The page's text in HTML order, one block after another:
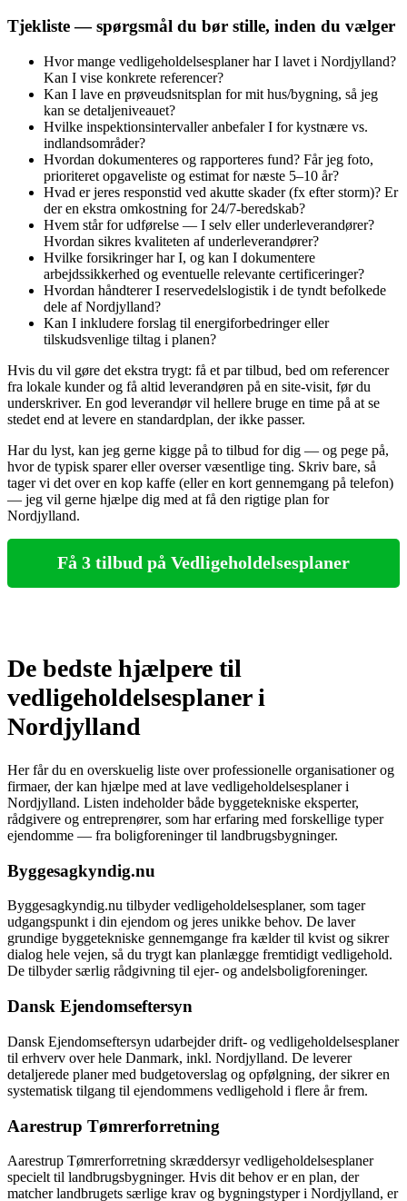
Tjekliste — spørgsmål du bør stille, inden du vælger
Hvor mange vedligeholdelsesplaner har I lavet i Nordjylland?
Kan I vise konkrete referencer?
Kan I lave en prøveudsnitsplan for mit hus/bygning, så jeg
kan se detaljeniveauet?
Hvilke inspektionsintervaller anbefaler I for kystnære vs.
indlandsområder?
Hvordan dokumenteres og rapporteres fund? Får jeg foto,
prioriteret opgaveliste og estimat for næste 5–10 år?
Hvad er jeres responstid ved akutte skader (fx efter storm)? Er
der en ekstra omkostning for 24/7-beredskab?
Hvem står for udførelse — I selv eller underleverandører?
Hvordan sikres kvaliteten af underleverandører?
Hvilke forsikringer har I, og kan I dokumentere
arbejdssikkerhed og eventuelle relevante certificeringer?
Hvordan håndterer I reservedelslogistik i de tyndt befolkede
dele af Nordjylland?
Kan I inkludere forslag til energiforbedringer eller
tilskudsvenlige tiltag i planen?
Hvis du vil gøre det ekstra trygt: få et par tilbud, bed om referencer
fra lokale kunder og få altid leverandøren på en site‑visit, før du
underskriver. En god leverandør vil hellere bruge en time på at se
stedet end at levere en standardplan, der ikke passer.
Har du lyst, kan jeg gerne kigge på to tilbud for dig — og pege på,
hvor de typisk sparer eller overser væsentlige ting. Skriv bare, så
tager vi det over en kop kaffe (eller en kort gennemgang på telefon)
— jeg vil gerne hjælpe dig med at få den rigtige plan for
Nordjylland.
Få 3 tilbud på Vedligeholdelsesplaner
De bedste hjælpere til
vedligeholdelsesplaner i
Nordjylland
Her får du en overskuelig liste over professionelle organisationer og
firmaer, der kan hjælpe med at lave vedligeholdelsesplaner i
Nordjylland. Listen indeholder både byggetekniske eksperter,
rådgivere og entreprenører, som har erfaring med forskellige typer
ejendomme — fra boligforeninger til landbrugsbygninger.
Byggesagkyndig.nu
Byggesagkyndig.nu tilbyder vedligeholdelsesplaner, som tager
udgangspunkt i din ejendom og jeres unikke behov. De laver
grundige byggetekniske gennemgange fra kælder til kvist og sikrer
dialog hele vejen, så du trygt kan planlægge fremtidigt vedligehold.
De tilbyder særlig rådgivning til ejer- og andelsboligforeninger.
Dansk Ejendomseftersyn
Dansk Ejendomseftersyn udarbejder drift- og vedligeholdelsesplaner
til erhverv over hele Danmark, inkl. Nordjylland. De leverer
detaljerede planer med budgetoverslag og opfølgning, der sikrer en
systematisk tilgang til ejendommens vedligehold i flere år frem.
Aarestrup Tømrerforretning
Aarestrup Tømrerforretning skræddersyr vedligeholdelsesplaner
specielt til landbrugsbygninger. Hvis dit behov er en plan, der
matcher landbrugets særlige krav og bygningstyper i Nordjylland, er